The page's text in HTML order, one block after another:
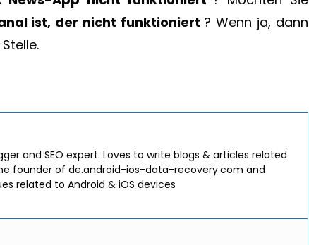
ist, der nicht funktioniert ? Wenn ja, dann
and SEO expert. Loves to write blogs & articles related
founder of de.android-ios-data-recovery.com and
related to Android & iOS devices